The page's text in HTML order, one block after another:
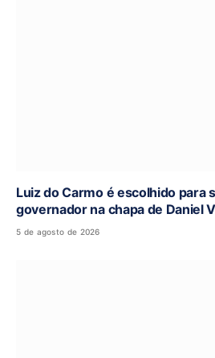
Luiz do Carmo é escolhido para
governador na chapa de Daniel
5 de agosto de 2026